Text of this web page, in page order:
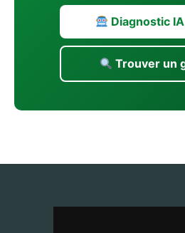
Diagnostic
Trouver un